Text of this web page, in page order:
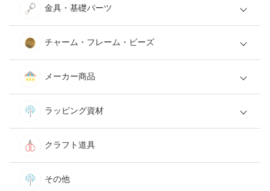
金具・基礎パーツ
チャーム・フレーム・ビーズ
メーカー商品
ラッピング資材
クラフト道具
その他